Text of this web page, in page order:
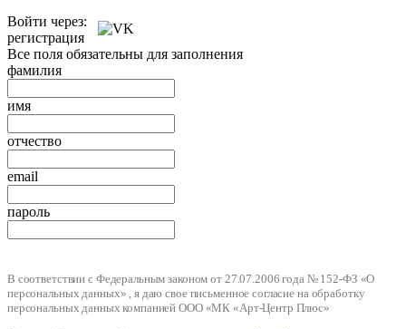
Войти через:
регистрация
Все поля обязательны для заполнения
фамилия
имя
отчество
email
пароль
В соответствии с Федеральным законом от 27.07.2006 года № 152-ФЗ «О
персональных данных» , я даю свое письменное согласие на обработку
персональных данных компанией ООО «МК «Арт-Центр Плюс»